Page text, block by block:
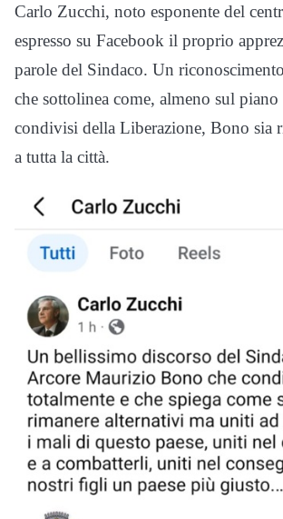
Carlo Zucchi, noto esponente del
espresso su Facebook il proprio
parole del Sindaco. Un
che sottolinea come, almeno sul
condivisi della Liberazione, Bono sia
a tutta la città.